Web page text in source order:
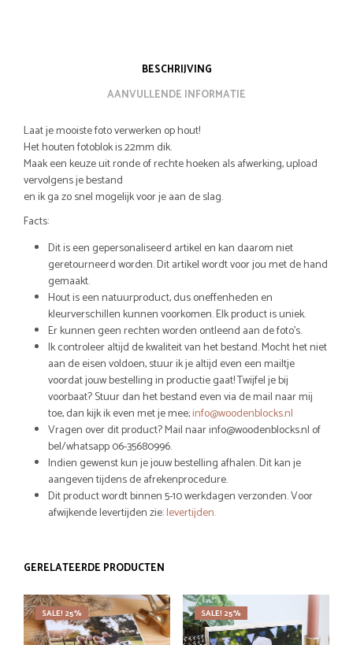
BESCHRIJVING
AANVULLENDE INFORMATIE
Laat je mooiste foto verwerken op hout!
Het houten fotoblok is 22mm dik.
Maak een keuze uit ronde of rechte hoeken als afwerking, upload
vervolgens je bestand
en ik ga zo snel mogelijk voor je aan de slag.
Facts:
Dit is een gepersonaliseerd artikel en kan daarom niet
geretourneerd worden. Dit artikel wordt voor jou met de hand
gemaakt.
Hout is een natuurproduct, dus oneffenheden en
kleurverschillen kunnen voorkomen. Elk product is uniek.
Er kunnen geen rechten worden ontleend aan de foto’s.
Ik controleer altijd de kwaliteit van het bestand. Mocht het niet
aan de eisen voldoen, stuur ik je altijd even een mailtje
voordat jouw bestelling in productie gaat! Twijfel je bij
voorbaat? Stuur dan het bestand even via de mail naar mij
toe, dan kijk ik even met je mee;info@woodenblocks.nl
Vragen over dit product? Mail naar info@woodenblocks.nl of
bel/whatsapp 06-35680996.
Indien gewenst kun je jouw bestelling afhalen. Dit kan je
aangeven tijdens de afrekenprocedure.
Dit product wordt binnen 5-10 werkdagen verzonden. Voor
afwijkende levertijden zie:levertijden.
GERELATEERDE PRODUCTEN
SALE! 25% SALE! 25%